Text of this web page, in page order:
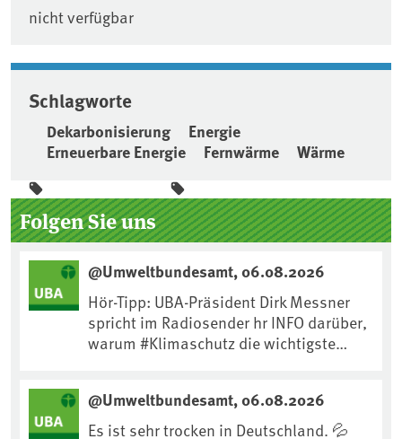
nicht verfügbar
Schlagworte
Dekarbonisierung
Energie
Erneuerbare Energie
Fernwärme Wärme
Seitenleiste
Folgen Sie uns
@Umweltbundesamt, 06.08.2026
Hör-Tipp: UBA-Präsident Dirk Messner
spricht im Radiosender hr INFO darüber,
warum #Klimaschutz die wichtigste
https://www.ardsounds.de/episode/urn
:ard:episode:0e7cf1c4b819c26d/
@Umweltbundesamt, 06.08.2026
Es ist sehr trocken in Deutschland. 💦